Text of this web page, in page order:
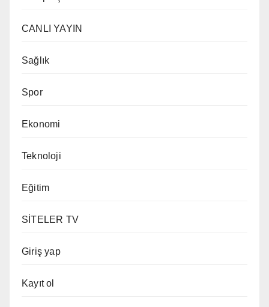
CANLI YAYIN
Sağlık
Spor
Ekonomi
Teknoloji
Eğitim
SİTELER TV
Giriş yap
Kayıt ol